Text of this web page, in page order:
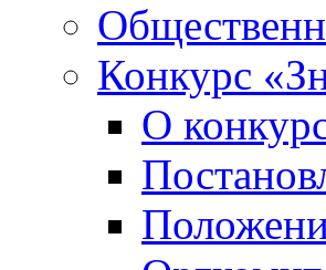
Конкурс
О